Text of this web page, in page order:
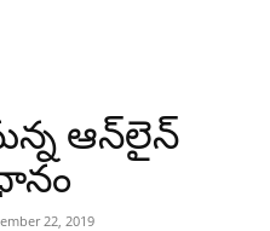
ఆన్‌లైన్‌
22, 2019